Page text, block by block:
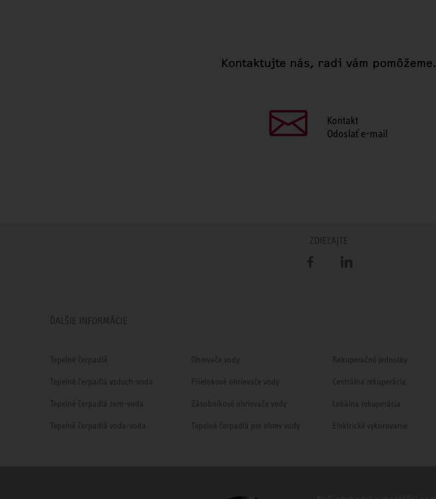
Kontaktujte nás, radi vám pomôžeme.
Kontakt
Odoslať e-mail
ZDIEĽAJTE
Facebook LinkedIn
ĎALŠIE INFORMÁCIE
Tepelné čerpadlá
Tepelné čerpadlá vzduch-voda
Tepelné čerpadlá zem-voda
Tepelné čerpadlá voda-voda
Ohrevače vody
Prietokové ohrievače vody
Zásobníkové ohrievače vody
Tepelné čerpadlá pre ohrev vody
Rekuperačné jednotky
Centrálna rekuperácia
Lokálna rekuperácia
Elektrické vykurovanie